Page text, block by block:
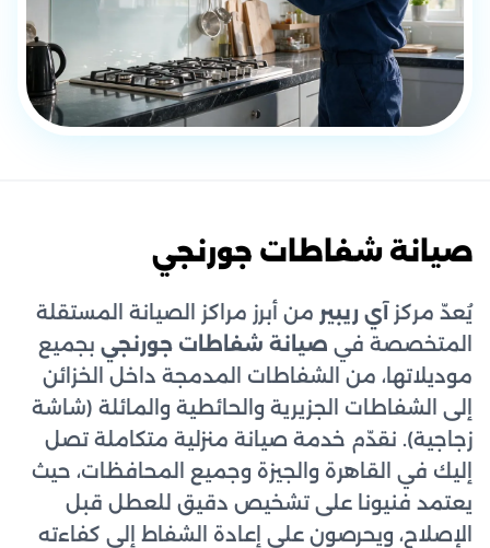
صيانة شفاطات جورنجي
يُعدّ مركز آي ريبير من أبرز مراكز الصيانة المستقلة
المتخصصة في صيانة شفاطات جورنجي بجميع
موديلاتها، من الشفاطات المدمجة داخل الخزائن
إلى الشفاطات الجزيرية والحائطية والمائلة (شاشة
زجاجية). نقدّم خدمة صيانة منزلية متكاملة تصل
إليك في القاهرة والجيزة وجميع المحافظات، حيث
يعتمد فنيونا على تشخيص دقيق للعطل قبل
الإصلاح، ويحرصون على إعادة الشفاط إلى كفاءته